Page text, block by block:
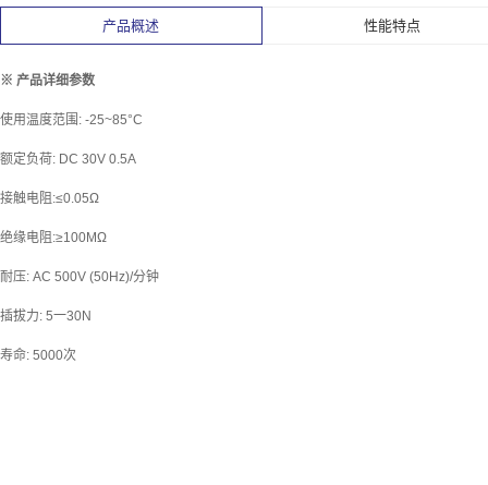
产品概述 性能特点
※ 产品详细参数
使用温度范围: -25~85°C
额定负荷: DC 30V 0.5A
接触电阻:≤0.05Ω
绝缘电阻:≥100MΩ
耐压: AC 500V (50Hz)/分钟
插拔力: 5一30N
寿命: 5000次